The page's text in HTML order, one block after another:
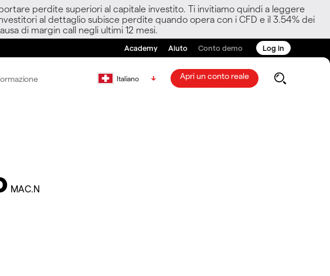
perdite superiori al capitale investito. Ti invitiamo quindi a leggere
al dettaglio subisce perdite quando opera con i CFD e il 3.54% dei
di margin call negli ultimi 12 mesi.
Academy Aiuto Conto demo Log in
Italiano Apri un conto reale
MAC.N